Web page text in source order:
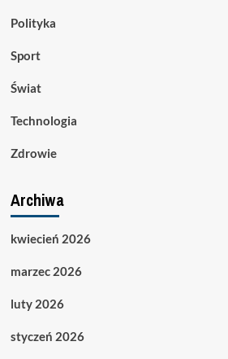
Polityka
Sport
Świat
Technologia
Zdrowie
Archiwa
kwiecień 2026
marzec 2026
luty 2026
styczeń 2026